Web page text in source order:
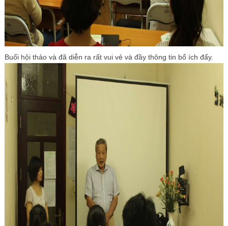
Buổi hội thảo và đã diễn ra rất vui vẻ và đầy thông tin bổ ích đấy.